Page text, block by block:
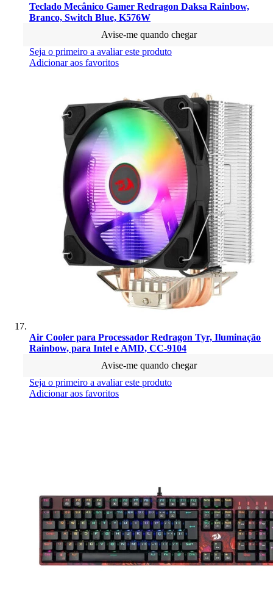
Teclado Mecânico Gamer Redragon Daksa Rainbow,
Branco, Switch Blue, K576W
Avise-me quando chegar
Seja o primeiro a avaliar este produto
Adicionar aos favoritos
Air Cooler para Processador Redragon Tyr, Iluminação
Rainbow, para Intel e AMD, CC-9104
Avise-me quando chegar
Seja o primeiro a avaliar este produto
Adicionar aos favoritos